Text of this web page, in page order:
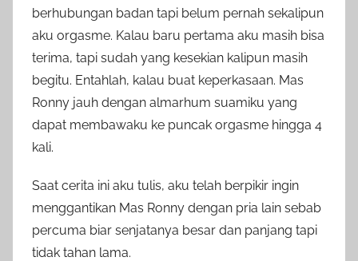
berhubungan badan tapi belum pernah sekalipun
aku orgasme. Kalau baru pertama aku masih bisa
terima, tapi sudah yang kesekian kalipun masih
begitu. Entahlah, kalau buat keperkasaan. Mas
Ronny jauh dengan almarhum suamiku yang
dapat membawaku ke puncak orgasme hingga 4
kali.
Saat cerita ini aku tulis, aku telah berpikir ingin
menggantikan Mas Ronny dengan pria lain sebab
percuma biar senjatanya besar dan panjang tapi
tidak tahan lama.